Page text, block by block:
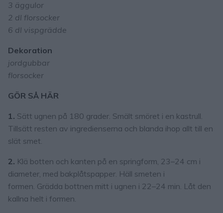
3 äggulor
2 dl florsocker
6 dl vispgrädde
Dekoration
jordgubbar
florsocker
GÖR SÅ HÄR
1. Sätt ugnen på 180 grader. Smält smöret i en kastrull.
Tillsätt resten av ingredienserna och blanda ihop allt till en
slät smet.
2. Klä botten och kanten på en springform, 23–24 cm i
diameter, med bakplåtspapper. Häll smeten i
formen. Grädda bottnen mitt i ugnen i 22–24 min. Låt den
kallna helt i formen.